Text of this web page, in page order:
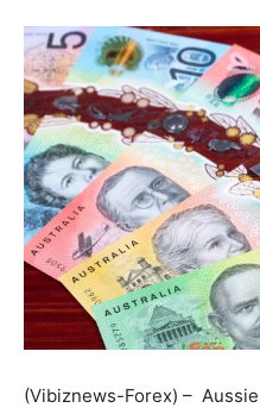
(Vibiznews-Forex) –